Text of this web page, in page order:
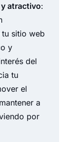
atractivo:
tu sitio web
y
del
tu
el
a
por